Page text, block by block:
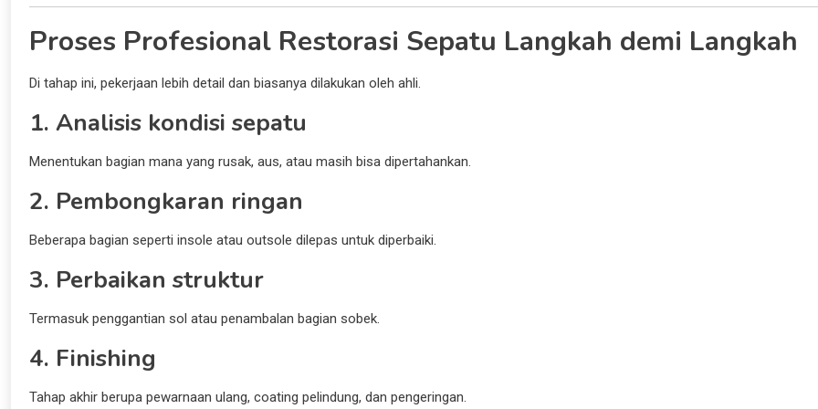
Proses Profesional Restorasi Sepatu Langkah demi Langkah
Di tahap ini, pekerjaan lebih detail dan biasanya dilakukan oleh ahli.
1. Analisis kondisi sepatu
Menentukan bagian mana yang rusak, aus, atau masih bisa dipertahankan.
2. Pembongkaran ringan
Beberapa bagian seperti insole atau outsole dilepas untuk diperbaiki.
3. Perbaikan struktur
Termasuk penggantian sol atau penambalan bagian sobek.
4. Finishing
Tahap akhir berupa pewarnaan ulang, coating pelindung, dan pengeringan.